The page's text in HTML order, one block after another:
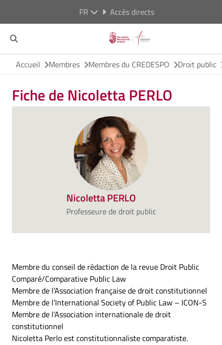
FR Accès directs
Accueil Membres Membres du CREDESPO Droit public
Fiche de Nicoletta PERLO
Nicoletta PERLO
Professeure de droit public
Membre du conseil de rédaction de la revue Droit Public
Comparé/Comparative Public Law
Membre de l’Association française de droit constitutionnel
Membre de l’International Society of Public Law – ICON-S
Membre de l’Association internationale de droit
constitutionnel
Nicoletta Perlo est constitutionnaliste comparatiste.